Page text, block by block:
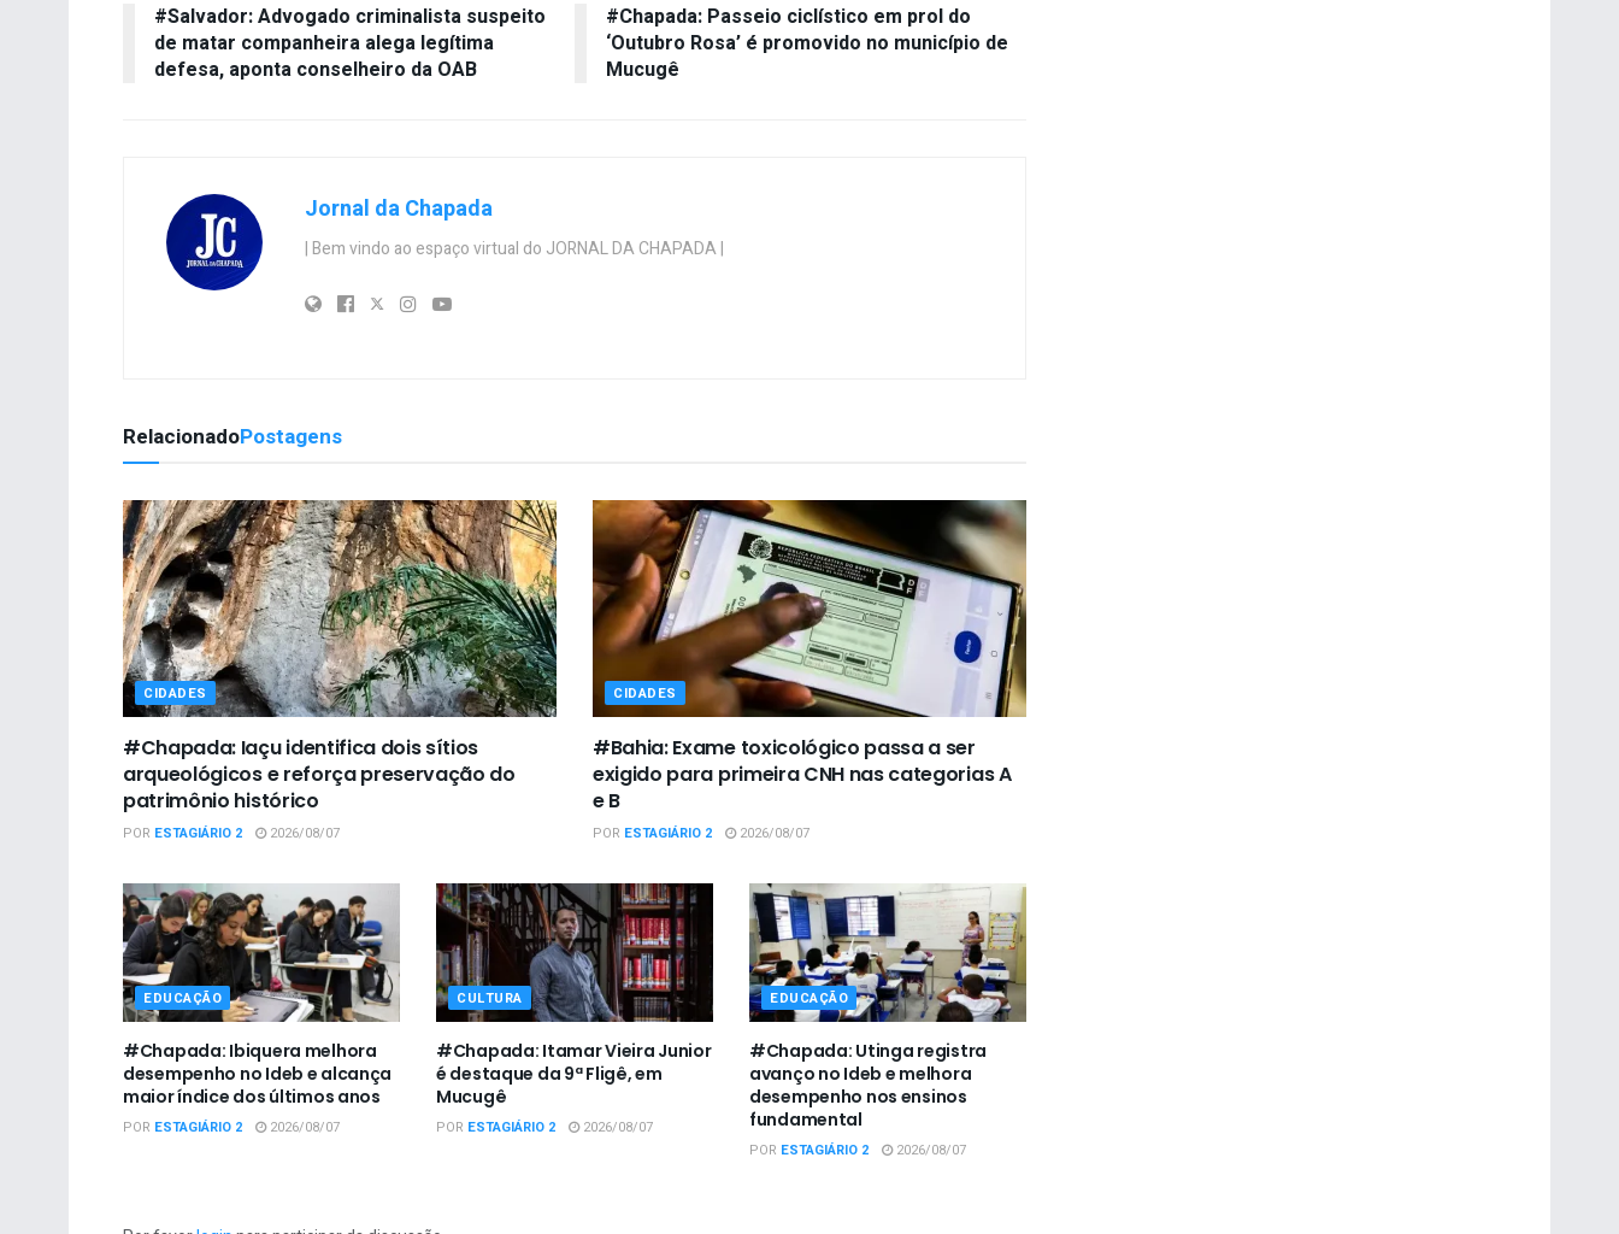
#Salvador: Advogado criminalista suspeito
de matar companheira alega legítima
defesa, aponta conselheiro da OAB
#Chapada: Passeio ciclístico em prol do
‘Outubro Rosa’ é promovido no município de
Mucugê
Jornal da Chapada
| Bem vindo ao espaço virtual do JORNAL DA CHAPADA |
RelacionadoPostagens
CIDADES
#Chapada: Iaçu identifica dois sítios
arqueológicos e reforça preservação do
patrimônio histórico
POR ESTAGIÁRIO 2 2026/08/07
CIDADES
#Bahia: Exame toxicológico passa a ser
exigido para primeira CNH nas categorias A
e B
POR ESTAGIÁRIO 2 2026/08/07
EDUCAÇÃO
#Chapada: Ibiquera melhora
desempenho no Ideb e alcança
maior índice dos últimos anos
POR ESTAGIÁRIO 2 2026/08/07
CULTURA
#Chapada: Itamar Vieira Junior
é destaque da 9ª Fligê, em
Mucugê
POR ESTAGIÁRIO 2 2026/08/07
EDUCAÇÃO
#Chapada: Utinga registra
avanço no Ideb e melhora
desempenho nos ensinos
fundamental
POR ESTAGIÁRIO 2 2026/08/07